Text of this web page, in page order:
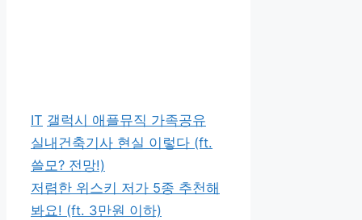
카
테
고
리
IT 태
그
갤럭시 애플뮤직 가족공유
실내건축기사 현실 이렇다 (ft.
쓸모? 전망!)
저렴한 위스키 저가 5종 추천해
봐요! (ft. 3만원 이하)